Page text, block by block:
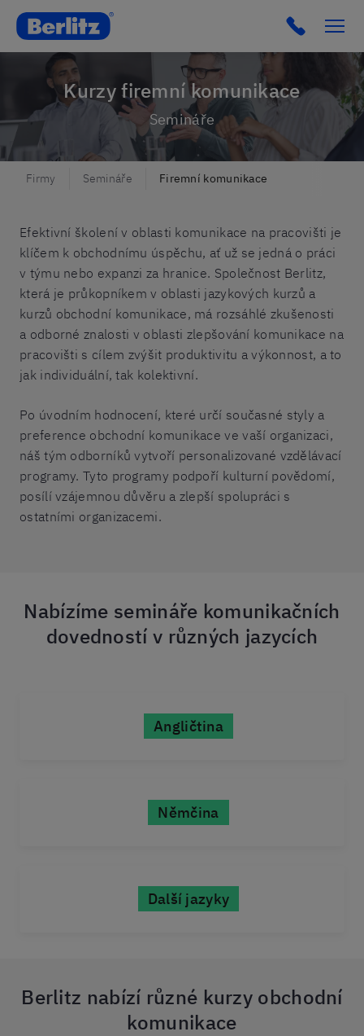
Click to
Kurzy firemní komunikace
Semináře
Firmy Semináře Firemní komunikace
Efektivní školení v oblasti komunikace na pracovišti je
klíčem k obchodnímu úspěchu, ať už se jedná o práci
v týmu nebo expanzi za hranice. Společnost Berlitz,
která je průkopníkem v oblasti jazykových kurzů a
kurzů obchodní komunikace, má rozsáhlé zkušenosti
a odborné znalosti v oblasti zlepšování komunikace na
pracovišti s cílem zvýšit produktivitu a výkonnost, a to
jak individuální, tak kolektivní.
Po úvodním hodnocení, které určí současné styly a
preference obchodní komunikace ve vaší organizaci,
náš tým odborníků vytvoří personalizované vzdělávací
programy. Tyto programy podpoří kulturní povědomí,
posílí vzájemnou důvěru a zlepší spolupráci s
ostatními organizacemi.
Nabízíme semináře komunikačních
dovedností v různých jazycích
Angličtina
Němčina
Další jazyky
Berlitz nabízí různé kurzy obchodní
komunikace